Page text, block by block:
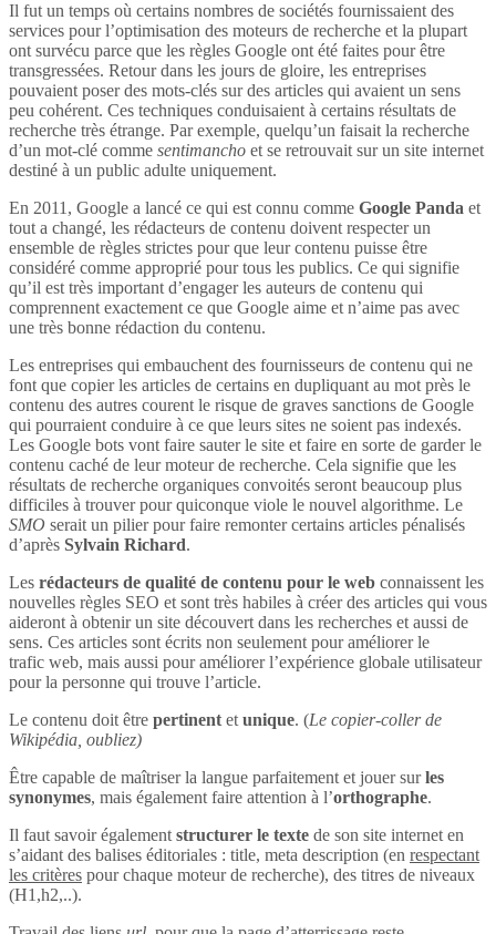
Il fut un temps où certains nombres de sociétés fournissaient des
services pour l’optimisation des moteurs de recherche et la plupart
ont survécu parce que les règles Google ont été faites pour être
transgressées. Retour dans les jours de gloire, les entreprises
pouvaient poser des mots-clés sur des articles qui avaient un sens
peu cohérent. Ces techniques conduisaient à certains résultats de
recherche très étrange. Par exemple, quelqu’un faisait la recherche
d’un mot-clé comme sentimancho et se retrouvait sur un site internet
destiné à un public adulte uniquement.
En 2011, Google a lancé ce qui est connu comme Google Panda et
tout a changé, les rédacteurs de contenu doivent respecter un
ensemble de règles strictes pour que leur contenu puisse être
considéré comme approprié pour tous les publics. Ce qui signifie
qu’il est très important d’engager les auteurs de contenu qui
comprennent exactement ce que Google aime et n’aime pas avec
une très bonne rédaction du contenu.
Les entreprises qui embauchent des fournisseurs de contenu qui ne
font que copier les articles de certains en dupliquant au mot près le
contenu des autres courent le risque de graves sanctions de Google
qui pourraient conduire à ce que leurs sites ne soient pas indexés.
Les Google bots vont faire sauter le site et faire en sorte de garder le
contenu caché de leur moteur de recherche. Cela signifie que les
résultats de recherche organiques convoités seront beaucoup plus
difficiles à trouver pour quiconque viole le nouvel algorithme. Le
SMO serait un pilier pour faire remonter certains articles pénalisés
d’après Sylvain Richard.
Les rédacteurs de qualité de contenu pour le web connaissent les
nouvelles règles SEO et sont très habiles à créer des articles qui vous
aideront à obtenir un site découvert dans les recherches et aussi de
sens. Ces articles sont écrits non seulement pour améliorer le
trafic web, mais aussi pour améliorer l’expérience globale utilisateur
pour la personne qui trouve l’article.
Le contenu doit être pertinent et unique. (Le copier-coller de
Wikipédia, oubliez)
Être capable de maîtriser la langue parfaitement et jouer surles
synonymes, mais également faire attention à l’orthographe.
Il faut savoir également structurer le texte de son site internet en
s’aidant des balises éditoriales : title, meta description (en respectant
les critères pour chaque moteur de recherche), des titres de niveaux
(H1,h2,..).